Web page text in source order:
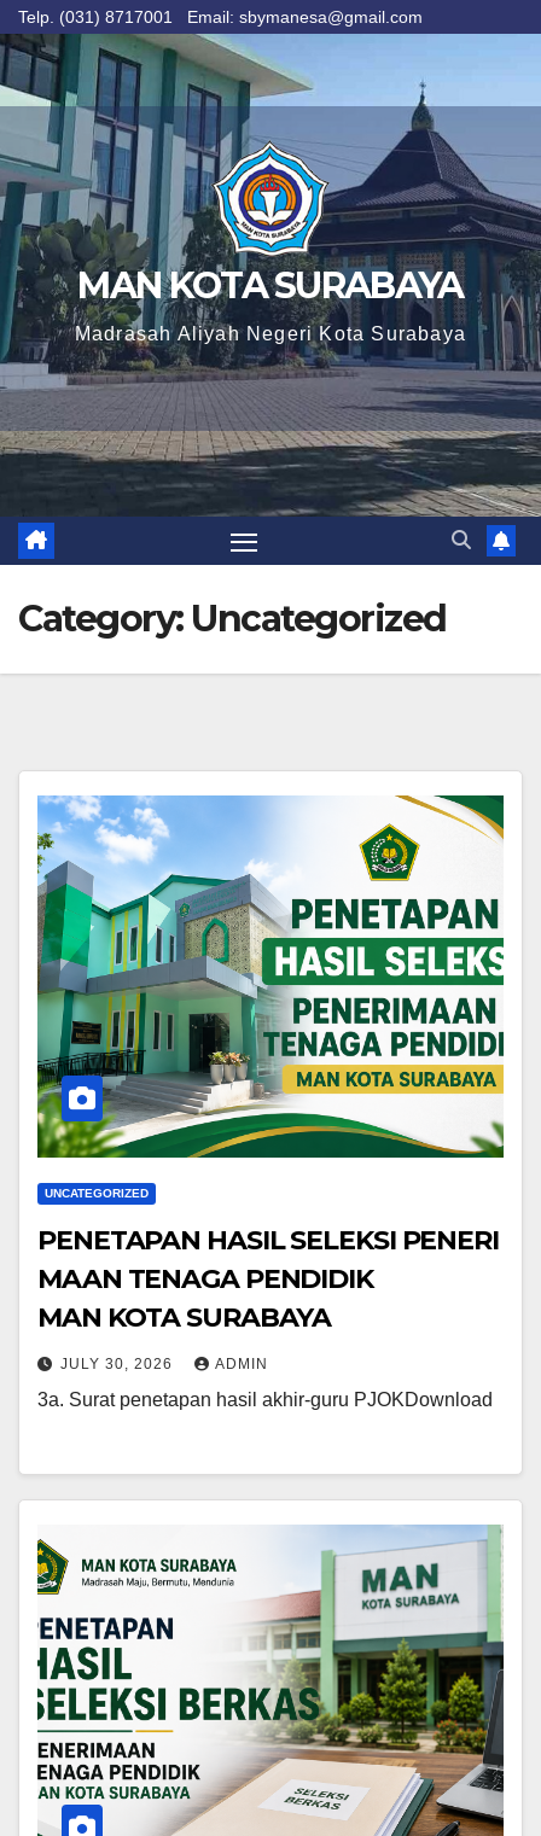
Telp. (031) 8717001 Email: sbymanesa@gmail.com
Skip
to
content
MAN KOTA SURABAYA
Madrasah Aliyah Negeri Kota Surabaya
Category: Uncategorized
UNCATEGORIZED
PENETAPAN HASIL SELEKSI PENERI
MAAN TENAGA PENDIDIK
MAN KOTA SURABAYA
JULY 30, 2026 ADMIN
3a. Surat penetapan hasil akhir-guru PJOKDownload